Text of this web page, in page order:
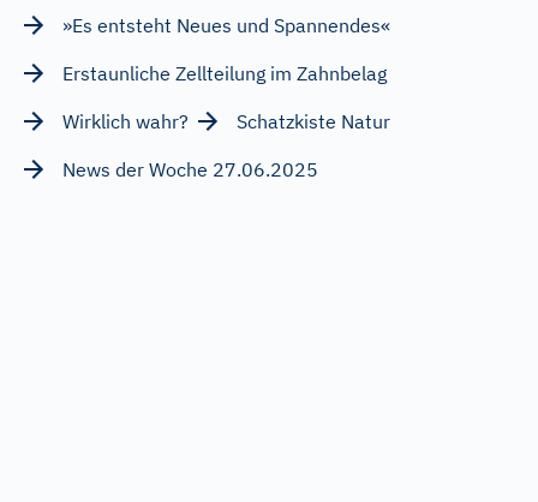
»Es entsteht Neues und Spannendes«
Erstaunliche Zellteilung im Zahnbelag
Wirklich wahr?
Schatzkiste Natur
News der Woche 27.06.2025